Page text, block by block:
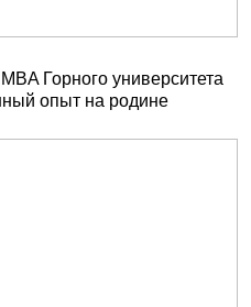
Горного университета
опыт на родине